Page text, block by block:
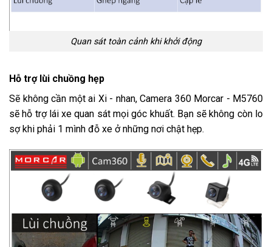
Quan sát toàn cảnh khi khởi động
Hỗ trợ lùi chuồng hẹp
Sẽ không cần một ai Xi - nhan, Camera 360 Morcar - M5760
sẽ hỗ trợ lái xe quan sát mọi góc khuất. Bạn sẽ không còn lo
sợ khi phải 1 mình đỗ xe ở những nơi chật hẹp.